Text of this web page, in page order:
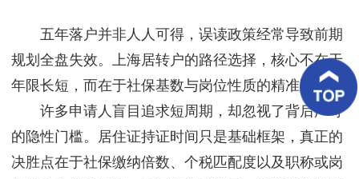
案
好
评
五年落户并非人人可得，误读政策经常导致前期
规划全盘失效。上海居转户的路径选择，核心不在于
年限长短，而在于社保基数与岗位性质的精准匹配。
许多申请人盲目追求短周期，却忽视了背后严苛
的隐性门槛。居住证持证时间只是基础框架，真正的
决胜点在于社保缴纳倍数、个税匹配度以及职称或岗